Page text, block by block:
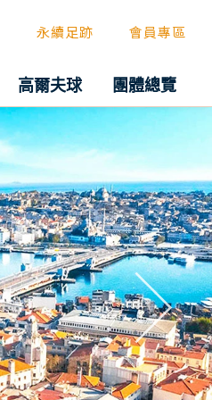
永續足跡 會員專區
高爾夫球 團體總覽
往後